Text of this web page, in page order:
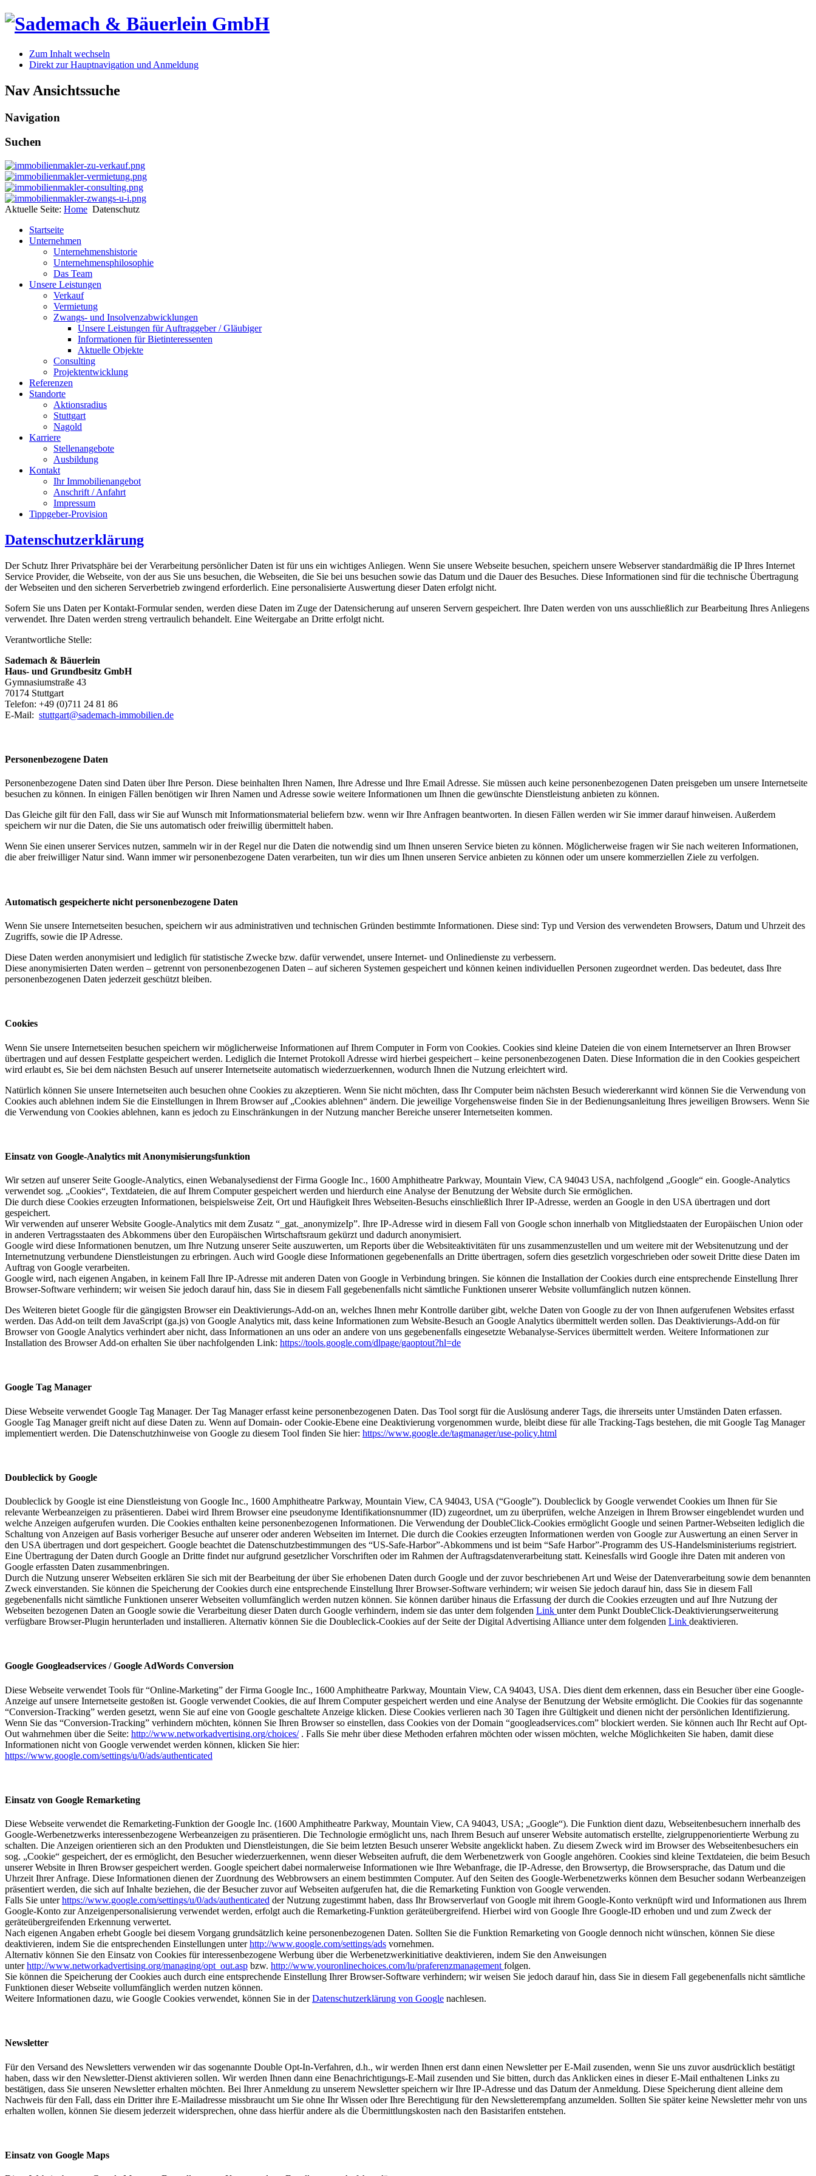
Zum Inhalt wechseln
Direkt zur Hauptnavigation und Anmeldung
Nav Ansichtssuche
Navigation
Suchen
Aktuelle Seite: Home Datenschutz
Startseite
Unternehmen
Unternehmenshistorie
Unternehmensphilosophie
Das Team
Unsere Leistungen
Verkauf
Vermietung
Zwangs- und Insolvenzabwicklungen
Unsere Leistungen für Auftraggeber / Gläubiger
Informationen für Bietinteressenten
Aktuelle Objekte
Consulting
Projektentwicklung
Referenzen
Standorte
Aktionsradius
Stuttgart
Nagold
Karriere
Stellenangebote
Ausbildung
Kontakt
Ihr Immobilienangebot
Anschrift / Anfahrt
Impressum
Tippgeber-Provision
Datenschutzerklärung
Der Schutz Ihrer Privatsphäre bei der Verarbeitung persönlicher Daten ist für uns ein wichtiges Anliegen. Wenn Sie unsere Webseite besuchen, speichern unsere Webserver standardmäßig die IP Ihres Internet
Service Provider, die Webseite, von der aus Sie uns besuchen, die Webseiten, die Sie bei uns besuchen sowie das Datum und die Dauer des Besuches. Diese Informationen sind für die technische Übertragung
der Webseiten und den sicheren Serverbetrieb zwingend erforderlich. Eine personalisierte Auswertung dieser Daten erfolgt nicht.
Sofern Sie uns Daten per Kontakt-Formular senden, werden diese Daten im Zuge der Datensicherung auf unseren Servern gespeichert. Ihre Daten werden von uns ausschließlich zur Bearbeitung Ihres Anliegens
verwendet. Ihre Daten werden streng vertraulich behandelt. Eine Weitergabe an Dritte erfolgt nicht.
Verantwortliche Stelle:
Sademach & Bäuerlein
Haus- und Grundbesitz GmbH
Gymnasiumstraße 43
70174 Stuttgart
Telefon: +49 (0)711 24 81 86
E-Mail: stuttgart@sademach-immobilien.de
Personenbezogene Daten
Personenbezogene Daten sind Daten über Ihre Person. Diese beinhalten Ihren Namen, Ihre Adresse und Ihre Email Adresse. Sie müssen auch keine personenbezogenen Daten preisgeben um unsere Internetseite
besuchen zu können. In einigen Fällen benötigen wir Ihren Namen und Adresse sowie weitere Informationen um Ihnen die gewünschte Dienstleistung anbieten zu können.
Das Gleiche gilt für den Fall, dass wir Sie auf Wunsch mit Informationsmaterial beliefern bzw. wenn wir Ihre Anfragen beantworten. In diesen Fällen werden wir Sie immer darauf hinweisen. Außerdem
speichern wir nur die Daten, die Sie uns automatisch oder freiwillig übermittelt haben.
Wenn Sie einen unserer Services nutzen, sammeln wir in der Regel nur die Daten die notwendig sind um Ihnen unseren Service bieten zu können. Möglicherweise fragen wir Sie nach weiteren Informationen,
die aber freiwilliger Natur sind. Wann immer wir personenbezogene Daten verarbeiten, tun wir dies um Ihnen unseren Service anbieten zu können oder um unsere kommerziellen Ziele zu verfolgen.
Automatisch gespeicherte nicht personenbezogene Daten
Wenn Sie unsere Internetseiten besuchen, speichern wir aus administrativen und technischen Gründen bestimmte Informationen. Diese sind: Typ und Version des verwendeten Browsers, Datum und Uhrzeit des
Zugriffs, sowie die IP Adresse.
Diese Daten werden anonymisiert und lediglich für statistische Zwecke bzw. dafür verwendet, unsere Internet- und Onlinedienste zu verbessern.
Diese anonymisierten Daten werden – getrennt von personenbezogenen Daten – auf sicheren Systemen gespeichert und können keinen individuellen Personen zugeordnet werden. Das bedeutet, dass Ihre
personenbezogenen Daten jederzeit geschützt bleiben.
Cookies
Wenn Sie unsere Internetseiten besuchen speichern wir möglicherweise Informationen auf Ihrem Computer in Form von Cookies. Cookies sind kleine Dateien die von einem Internetserver an Ihren Browser
übertragen und auf dessen Festplatte gespeichert werden. Lediglich die Internet Protokoll Adresse wird hierbei gespeichert – keine personenbezogenen Daten. Diese Information die in den Cookies gespeichert
wird erlaubt es, Sie bei dem nächsten Besuch auf unserer Internetseite automatisch wiederzuerkennen, wodurch Ihnen die Nutzung erleichtert wird.
Natürlich können Sie unsere Internetseiten auch besuchen ohne Cookies zu akzeptieren. Wenn Sie nicht möchten, dass Ihr Computer beim nächsten Besuch wiedererkannt wird können Sie die Verwendung von
Cookies auch ablehnen indem Sie die Einstellungen in Ihrem Browser auf „Cookies ablehnen“ ändern. Die jeweilige Vorgehensweise finden Sie in der Bedienungsanleitung Ihres jeweiligen Browsers. Wenn Sie
die Verwendung von Cookies ablehnen, kann es jedoch zu Einschränkungen in der Nutzung mancher Bereiche unserer Internetseiten kommen.
Einsatz von Google-Analytics mit Anonymisierungsfunktion
Wir setzen auf unserer Seite Google-Analytics, einen Webanalysedienst der Firma Google Inc., 1600 Amphitheatre Parkway, Mountain View, CA 94043 USA, nachfolgend „Google“ ein. Google-Analytics
verwendet sog. „Cookies“, Textdateien, die auf Ihrem Computer gespeichert werden und hierdurch eine Analyse der Benutzung der Website durch Sie ermöglichen.
Die durch diese Cookies erzeugten Informationen, beispielsweise Zeit, Ort und Häufigkeit Ihres Webseiten-Besuchs einschließlich Ihrer IP-Adresse, werden an Google in den USA übertragen und dort
gespeichert.
Wir verwenden auf unserer Website Google-Analytics mit dem Zusatz “_gat._anonymizeIp”. Ihre IP-Adresse wird in diesem Fall von Google schon innerhalb von Mitgliedstaaten der Europäischen Union oder
in anderen Vertragsstaaten des Abkommens über den Europäischen Wirtschaftsraum gekürzt und dadurch anonymisiert.
Google wird diese Informationen benutzen, um Ihre Nutzung unserer Seite auszuwerten, um Reports über die Websiteaktivitäten für uns zusammenzustellen und um weitere mit der Websitenutzung und der
Internetnutzung verbundene Dienstleistungen zu erbringen. Auch wird Google diese Informationen gegebenenfalls an Dritte übertragen, sofern dies gesetzlich vorgeschrieben oder soweit Dritte diese Daten im
Auftrag von Google verarbeiten.
Google wird, nach eigenen Angaben, in keinem Fall Ihre IP-Adresse mit anderen Daten von Google in Verbindung bringen. Sie können die Installation der Cookies durch eine entsprechende Einstellung Ihrer
Browser-Software verhindern; wir weisen Sie jedoch darauf hin, dass Sie in diesem Fall gegebenenfalls nicht sämtliche Funktionen unserer Website vollumfänglich nutzen können.
Des Weiteren bietet Google für die gängigsten Browser ein Deaktivierungs-Add-on an, welches Ihnen mehr Kontrolle darüber gibt, welche Daten von Google zu der von Ihnen aufgerufenen Websites erfasst
werden. Das Add-on teilt dem JavaScript (ga.js) von Google Analytics mit, dass keine Informationen zum Website-Besuch an Google Analytics übermittelt werden sollen. Das Deaktivierungs-Add-on für
Browser von Google Analytics verhindert aber nicht, dass Informationen an uns oder an andere von uns gegebenenfalls eingesetzte Webanalyse-Services übermittelt werden. Weitere Informationen zur
Installation des Browser Add-on erhalten Sie über nachfolgenden Link: https://tools.google.com/dlpage/gaoptout?hl=de
Google Tag Manager
Diese Webseite verwendet Google Tag Manager. Der Tag Manager erfasst keine personenbezogenen Daten. Das Tool sorgt für die Auslösung anderer Tags, die ihrerseits unter Umständen Daten erfassen.
Google Tag Manager greift nicht auf diese Daten zu. Wenn auf Domain- oder Cookie-Ebene eine Deaktivierung vorgenommen wurde, bleibt diese für alle Tracking-Tags bestehen, die mit Google Tag Manager
implementiert werden. Die Datenschutzhinweise von Google zu diesem Tool finden Sie hier: https://www.google.de/tagmanager/use-policy.html
Doubleclick by Google
Doubleclick by Google ist eine Dienstleistung von Google Inc., 1600 Amphitheatre Parkway, Mountain View, CA 94043, USA (“Google”). Doubleclick by Google verwendet Cookies um Ihnen für Sie
relevante Werbeanzeigen zu präsentieren. Dabei wird Ihrem Browser eine pseudonyme Identifikationsnummer (ID) zugeordnet, um zu überprüfen, welche Anzeigen in Ihrem Browser eingeblendet wurden und
welche Anzeigen aufgerufen wurden. Die Cookies enthalten keine personenbezogenen Informationen. Die Verwendung der DoubleClick-Cookies ermöglicht Google und seinen Partner-Webseiten lediglich die
Schaltung von Anzeigen auf Basis vorheriger Besuche auf unserer oder anderen Webseiten im Internet. Die durch die Cookies erzeugten Informationen werden von Google zur Auswertung an einen Server in
den USA übertragen und dort gespeichert. Google beachtet die Datenschutzbestimmungen des “US-Safe-Harbor”-Abkommens und ist beim “Safe Harbor”-Programm des US-Handelsministeriums registriert.
Eine Übertragung der Daten durch Google an Dritte findet nur aufgrund gesetzlicher Vorschriften oder im Rahmen der Auftragsdatenverarbeitung statt. Keinesfalls wird Google ihre Daten mit anderen von
Google erfassten Daten zusammenbringen.
Durch die Nutzung unserer Webseiten erklären Sie sich mit der Bearbeitung der über Sie erhobenen Daten durch Google und der zuvor beschriebenen Art und Weise der Datenverarbeitung sowie dem benannten
Zweck einverstanden. Sie können die Speicherung der Cookies durch eine entsprechende Einstellung Ihrer Browser-Software verhindern; wir weisen Sie jedoch darauf hin, dass Sie in diesem Fall
gegebenenfalls nicht sämtliche Funktionen unserer Webseiten vollumfänglich werden nutzen können. Sie können darüber hinaus die Erfassung der durch die Cookies erzeugten und auf Ihre Nutzung der
Webseiten bezogenen Daten an Google sowie die Verarbeitung dieser Daten durch Google verhindern, indem sie das unter dem folgenden Link unter dem Punkt DoubleClick-Deaktivierungserweiterung
verfügbare Browser-Plugin herunterladen und installieren. Alternativ können Sie die Doubleclick-Cookies auf der Seite der Digital Advertising Alliance unter dem folgenden Link deaktivieren.
Google Googleadservices / Google AdWords Conversion
Diese Webseite verwendet Tools für “Online-Marketing” der Firma Google Inc., 1600 Amphitheatre Parkway, Mountain View, CA 94043, USA. Dies dient dem erkennen, dass ein Besucher über eine Google-
Anzeige auf unsere Internetseite gestoßen ist. Google verwendet Cookies, die auf Ihrem Computer gespeichert werden und eine Analyse der Benutzung der Website ermöglicht. Die Cookies für das sogenannte
“Conversion-Tracking” werden gesetzt, wenn Sie auf eine von Google geschaltete Anzeige klicken. Diese Cookies verlieren nach 30 Tagen ihre Gültigkeit und dienen nicht der persönlichen Identifizierung.
Wenn Sie das “Conversion-Tracking” verhindern möchten, können Sie Ihren Browser so einstellen, dass Cookies von der Domain “googleadservices.com” blockiert werden. Sie können auch Ihr Recht auf Opt-
Out wahrnehmen über die Seite: http://www.networkadvertising.org/choices/. Falls Sie mehr über diese Methoden erfahren möchten oder wissen möchten, welche Möglichkeiten Sie haben, damit diese
Informationen nicht von Google verwendet werden können, klicken Sie hier:
https://www.google.com/settings/u/0/ads/authenticated
Einsatz von Google Remarketing
Diese Webseite verwendet die Remarketing-Funktion der Google Inc. (1600 Amphitheatre Parkway, Mountain View, CA 94043, USA; „Google“). Die Funktion dient dazu, Webseitenbesuchern innerhalb des
Google-Werbenetzwerks interessenbezogene Werbeanzeigen zu präsentieren. Die Technologie ermöglicht uns, nach Ihrem Besuch auf unserer Website automatisch erstellte, zielgruppenorientierte Werbung zu
schalten. Die Anzeigen orientieren sich an den Produkten und Dienstleistungen, die Sie beim letzten Besuch unserer Website angeklickt haben. Zu diesem Zweck wird im Browser des Webseitenbesuchers ein
sog. „Cookie“ gespeichert, der es ermöglicht, den Besucher wiederzuerkennen, wenn dieser Webseiten aufruft, die dem Werbenetzwerk von Google angehören. Cookies sind kleine Textdateien, die beim Besuch
unserer Website in Ihren Browser gespeichert werden. Google speichert dabei normalerweise Informationen wie Ihre Webanfrage, die IP-Adresse, den Browsertyp, die Browsersprache, das Datum und die
Uhrzeit Ihrer Anfrage. Diese Informationen dienen der Zuordnung des Webbrowsers an einem bestimmten Computer. Auf den Seiten des Google-Werbenetzwerks können dem Besucher sodann Werbeanzeigen
präsentiert werden, die sich auf Inhalte beziehen, die der Besucher zuvor auf Webseiten aufgerufen hat, die die Remarketing Funktion von Google verwenden.
Falls Sie unterhttps://www.google.com/settings/u/0/ads/authenticated der Nutzung zugestimmt haben, dass Ihr Browserverlauf von Google mit ihrem Google-Konto verknüpft wird und Informationen aus Ihrem
Google-Konto zur Anzeigenpersonalisierung verwendet werden, erfolgt auch die Remarketing-Funktion geräteübergreifend. Hierbei wird von Google Ihre Google-ID erhoben und und zum Zweck der
geräteübergreifenden Erkennung verwertet.
Nach eigenen Angaben erhebt Google bei diesem Vorgang grundsätzlich keine personenbezogenen Daten. Sollten Sie die Funktion Remarketing von Google dennoch nicht wünschen, können Sie diese
deaktivieren, indem Sie die entsprechenden Einstellungen unterhttp://www.google.com/settings/ads vornehmen.
Alternativ können Sie den Einsatz von Cookies für interessenbezogene Werbung über die Werbenetzwerkinitiative deaktivieren, indem Sie den Anweisungen
unterhttp://www.networkadvertising.org/managing/opt_out.asp bzw. http://www.youronlinechoices.com/lu/praferenzmanagement folgen.
Sie können die Speicherung der Cookies auch durch eine entsprechende Einstellung Ihrer Browser-Software verhindern; wir weisen Sie jedoch darauf hin, dass Sie in diesem Fall gegebenenfalls nicht sämtliche
Funktionen dieser Webseite vollumfänglich werden nutzen können.
Weitere Informationen dazu, wie Google Cookies verwendet, können Sie in derDatenschutzerklärung von Google nachlesen.
Newsletter
Für den Versand des Newsletters verwenden wir das sogenannte Double Opt-In-Verfahren, d.h., wir werden Ihnen erst dann einen Newsletter per E-Mail zusenden, wenn Sie uns zuvor ausdrücklich bestätigt
haben, dass wir den Newsletter-Dienst aktivieren sollen. Wir werden Ihnen dann eine Benachrichtigungs-E-Mail zusenden und Sie bitten, durch das Anklicken eines in dieser E-Mail enthaltenen Links zu
bestätigen, dass Sie unseren Newsletter erhalten möchten. Bei Ihrer Anmeldung zu unserem Newsletter speichern wir Ihre IP-Adresse und das Datum der Anmeldung. Diese Speicherung dient alleine dem
Nachweis für den Fall, dass ein Dritter ihre E-Mailadresse missbraucht um Sie ohne Ihr Wissen oder Ihre Berechtigung für den Newsletterempfang anzumelden. Sollten Sie später keine Newsletter mehr von uns
erhalten wollen, können Sie diesem jederzeit widersprechen, ohne dass hierfür andere als die Übermittlungskosten nach den Basistarifen entstehen.
Einsatz von Google Maps